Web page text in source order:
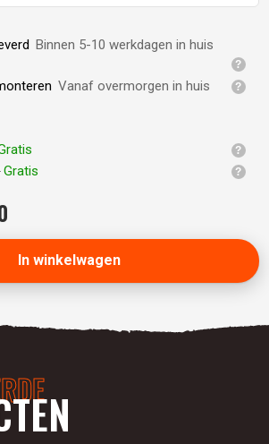
Binnen 5-10 werkdagen in huis
Vanaf overmorgen in huis
Gratis
In winkelwagen